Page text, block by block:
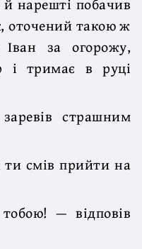
оточений такою ж
Іван за огорожу,
і тримає в руці
страшним
смів прийти на
— відповів